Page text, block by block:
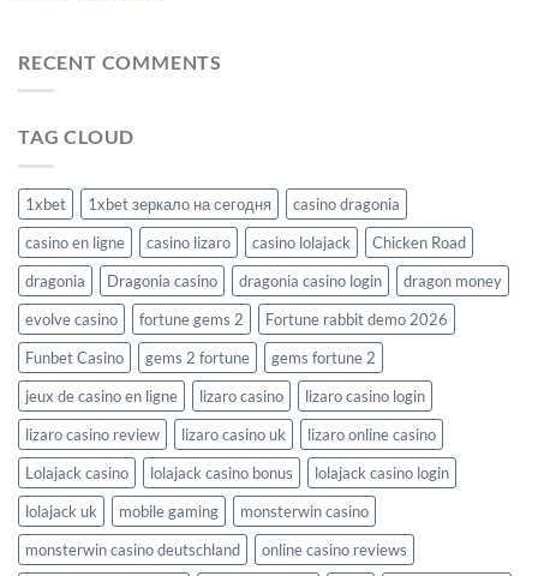
RECENT COMMENTS
TAG CLOUD
1xbet 1xbet зеркало на сегодня
casino dragonia
casino en ligne
casino lizaro casino lolajack
Chicken Road
dragonia
Dragonia casino dragonia casino login
dragon money
evolve casino
fortune gems 2
Fortune rabbit demo 2026
Funbet Casino
gems 2 fortune
gems fortune 2
jeux de casino en ligne
lizaro casino
lizaro casino login
lizaro casino review
lizaro casino uk
lizaro online casino
Lolajack casino
lolajack casino bonus
lolajack casino login
lolajack uk
mobile gaming
monsterwin casino
monsterwin casino deutschland
online casino reviews